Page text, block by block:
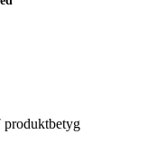
produktbetyg